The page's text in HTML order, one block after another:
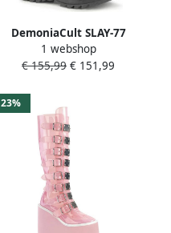
DemoniaCult SLAY-77
Plateau Laarzen 37 Shoes
Zwart
1 webshop
€ 155,99 € 151,99
23%